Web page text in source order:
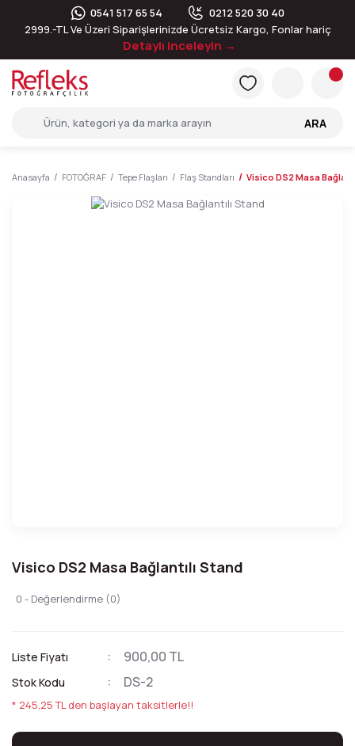
0541 517 65 54
0212 520 30 40
2999.-TL Ve Üzeri Siparişlerinizde Ücretsiz Kargo, Fonlar hariç
Detaylı inceleyin →
ARA
Anasayfa FOTOĞRAF Tepe Flaşları Flaş Standları Visico DS2 Masa
Visico DS2 Masa Bağlantılı Stand
0 - Değerlendirme (0)
Liste Fiyatı 900,00 TL
Stok Kodu DS-2
* 245,25 TL den başlayan taksitlerle!!